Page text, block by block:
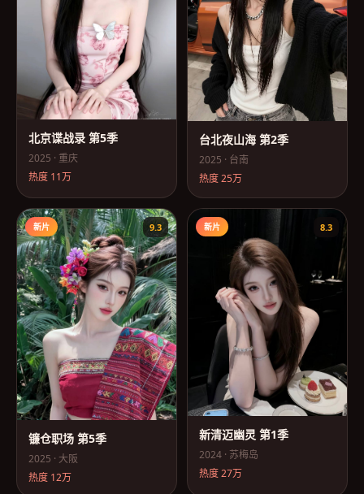
北京谍战录 第5季
2025 · 重庆
热度 11万
台北夜山海 第2季
2025 · 台南
热度25万
新片 9.3
镰仓职场 第5季
2025 · 大阪
热度 12万
新片 8.3
新清迈幽灵 第1季
2024 · 苏梅岛
热度27万